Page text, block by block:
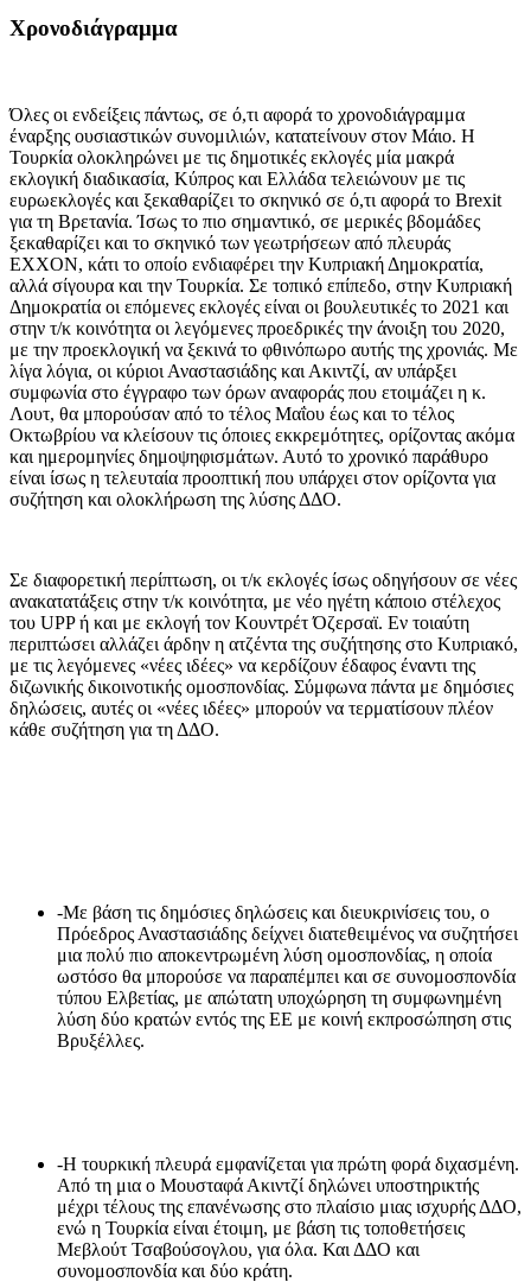
Χρονοδιάγραμμα
Όλες οι ενδείξεις πάντως, σε ό,τι αφορά το χρονοδιάγραμμα
έναρξης ουσιαστικών συνομιλιών, κατατείνουν στον Μάιο. Η
Τουρκία ολοκληρώνει με τις δημοτικές εκλογές μία μακρά
εκλογική διαδικασία, Κύπρος και Ελλάδα τελειώνουν με τις
ευρωεκλογές και ξεκαθαρίζει το σκηνικό σε ό,τι αφορά το Brexit
για τη Βρετανία. Ίσως το πιο σημαντικό, σε μερικές βδομάδες
ξεκαθαρίζει και το σκηνικό των γεωτρήσεων από πλευράς
EXXON, κάτι το οποίο ενδιαφέρει την Κυπριακή Δημοκρατία,
αλλά σίγουρα και την Τουρκία. Σε τοπικό επίπεδο, στην Κυπριακή
Δημοκρατία οι επόμενες εκλογές είναι οι βουλευτικές το 2021 και
στην τ/κ κοινότητα οι λεγόμενες προεδρικές την άνοιξη του 2020,
με την προεκλογική να ξεκινά το φθινόπωρο αυτής της χρονιάς. Με
λίγα λόγια, οι κύριοι Αναστασιάδης και Ακιντζί, αν υπάρξει
συμφωνία στο έγγραφο των όρων αναφοράς που ετοιμάζει η κ.
Λουτ, θα μπορούσαν από το τέλος Μαΐου έως και το τέλος
Οκτωβρίου να κλείσουν τις όποιες εκκρεμότητες, ορίζοντας ακόμα
και ημερομηνίες δημοψηφισμάτων. Αυτό το χρονικό παράθυρο
είναι ίσως η τελευταία προοπτική που υπάρχει στον ορίζοντα για
συζήτηση και ολοκλήρωση της λύσης ΔΔΟ.
Σε διαφορετική περίπτωση, οι τ/κ εκλογές ίσως οδηγήσουν σε νέες
ανακατατάξεις στην τ/κ κοινότητα, με νέο ηγέτη κάποιο στέλεχος
του UPP ή και με εκλογή τον Κουντρέτ Όζερσαϊ. Εν τοιαύτη
περιπτώσει αλλάζει άρδην η ατζέντα της συζήτησης στο Κυπριακό,
με τις λεγόμενες «νέες ιδέες» να κερδίζουν έδαφος έναντι της
διζωνικής δικοινοτικής ομοσπονδίας. Σύμφωνα πάντα με δημόσιες
δηλώσεις, αυτές οι «νέες ιδέες» μπορούν να τερματίσουν πλέον
κάθε συζήτηση για τη ΔΔΟ.
-Με βάση τις δημόσιες δηλώσεις και διευκρινίσεις του, ο
Πρόεδρος Αναστασιάδης δείχνει διατεθειμένος να συζητήσει
μια πολύ πιο αποκεντρωμένη λύση ομοσπονδίας, η οποία
ωστόσο θα μπορούσε να παραπέμπει και σε συνομοσπονδία
τύπου Ελβετίας, με απώτατη υποχώρηση τη συμφωνημένη
λύση δύο κρατών εντός της ΕΕ με κοινή εκπροσώπηση στις
Βρυξέλλες.
-Η τουρκική πλευρά εμφανίζεται για πρώτη φορά διχασμένη.
Από τη μια ο Μουσταφά Ακιντζί δηλώνει υποστηρικτής
μέχρι τέλους της επανένωσης στο πλαίσιο μιας ισχυρής ΔΔΟ,
ενώ η Τουρκία είναι έτοιμη, με βάση τις τοποθετήσεις
Μεβλούτ Τσαβούσογλου, για όλα. Και ΔΔΟ και
συνομοσπονδία και δύο κράτη.